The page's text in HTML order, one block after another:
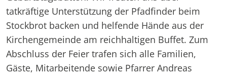
tatkräftige Unterstützung der Pfadfinder beim
Stockbrot backen und helfende Hände aus der
Kirchengemeinde am reichhaltigen Buffet. Zum
Abschluss der Feier trafen sich alle Familien,
Gäste, Mitarbeitende sowie Pfarrer Andreas